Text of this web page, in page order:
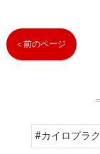
< 前のページ
#カイロプラ